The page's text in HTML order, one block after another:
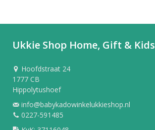
Ukkie Shop Home, Gift & Kids
Hoofdstraat 24
1777 CB
Hippolytushoef
info@babykadowinkelukkieshop.nl
0227-591485